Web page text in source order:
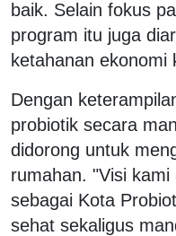
baik. Selain fokus
program itu juga
ketahanan ekonomi
Dengan
probiotik secara
didorong untuk
rumahan. "Visi
sebagai Kota
sehat sekaligus